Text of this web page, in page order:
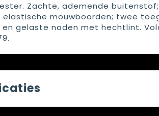
Zachte, ademende
mouwboorden; twee
gelaste naden met hechtlint.